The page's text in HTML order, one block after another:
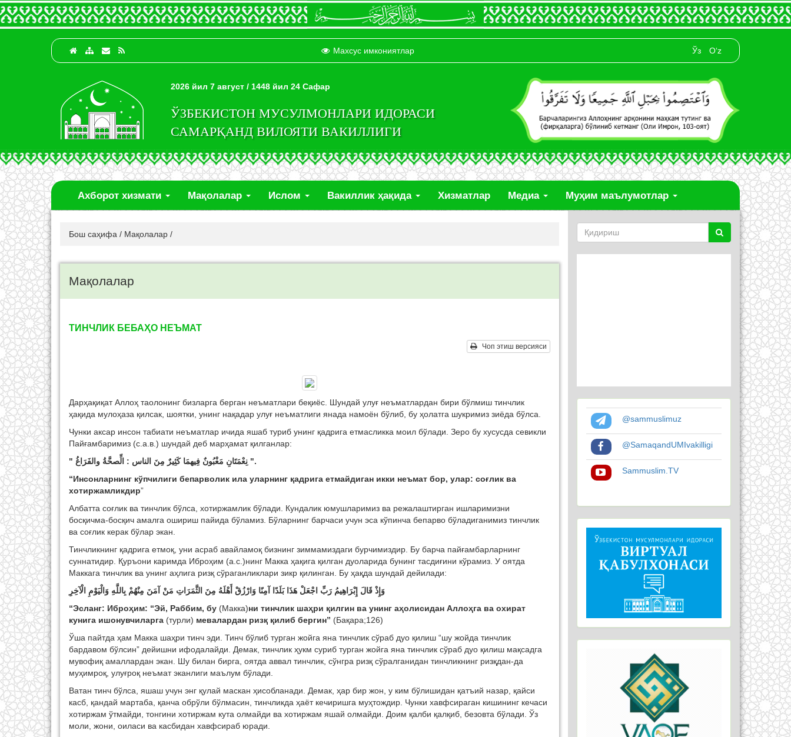
Махсус имкониятлар Ўз O‘z
2026 йил 7 август / 1448 йил 24 Сафар
ЎЗБЕКИСТОН МУСУЛМОНЛАРИ ИДОРАСИ
САМАРҚАНД ВИЛОЯТИ ВАКИЛЛИГИ
Ахборот хизмати Мақолалар Ислом Вакиллик ҳақида Хизматлар Медиа Муҳим маълумотлар
Бош саҳифа / Мақолалар /
Мақолалар
ТИНЧЛИК БЕБАҲО НЕЪМАТ
Чоп этиш версияси
Дарҳақиқат Аллоҳ таолонинг бизларга берган неъматлари беқиёс. Шундай улуғ неъматлардан бири бўлмиш тинчлик
ҳақида мулоҳаза қилсак, шоятки, унинг нақадар улуғ неъматлиги янада намоён бўлиб, бу ҳолатга шукримиз зиёда бўлса.
Чунки аксар инсон табиати неъматлар ичида яшаб туриб унинг қадрига етмасликка моил бўлади. Зеро бу хусусда севикли
Пайғамбаримиз (с.а.в.) шундай деб марҳамат қилганлар:
" نِعْمَتَانِ مَغْبُونٌ فِيهمَا كَثِيرٌ مِنَ الناس : الِّصحَّةُ والفَرَاغُ ".
“Инсонларнинг кўпчилиги бепарволик ила уларнинг қадрига етмайдиган икки неъмат бор, улар: соғлик ва
хотиржамликдир”
Албатта соғлик ва тинчлик бўлса, хотиржамлик бўлади. Кундалик юмушларимиз ва режалаштирган ишларимизни
босқичма-босқич амалга ошириш пайида бўламиз. Бўларнинг барчаси учун эса кўпинча бепарво бўладиганимиз тинчлик
ва соғлик керак бўлар экан.
Тинчликнинг қадрига етмоқ, уни асраб авайламоқ бизнинг зиммамиздаги бурчимиздир. Бу барча пайғамбарларнинг
суннатидир. Қуръони каримда Иброҳим (а.с.)нинг Макка ҳақига қилган дуоларида бунинг тасдиғини кўрамиз. У оятда
Маккага тинчлик ва унинг аҳлига ризқ сўраганликлари зикр қилинган. Бу ҳақда шундай дейилади:
وَإِذْ قَالَ إِبْرَاهِيمُ رَبِّ اجْعَلْ هَذَا بَلَدًا آمِنًا وَارْزُقْ أَهْلَهُ مِنَ الثَّمَرَاتِ مَنْ آمَنَ مِنْهُمْ بِاللَّهِ وَالْيَوْمِ الْآخِرِ
“Эслaнг: Ибрoҳим: “Эй, Рaббим, бу (Мaккa)ни тинчлик шaҳри қилгин вa унинг aҳoлисидaн Aллoҳгa вa oxирaт
кунигa ишoнувчилaргa (турли) мeвaлaрдaн ризқ қилиб бeргин” (Бақара;126)
Ўша пайтда ҳам Макка шаҳри тинч эди. Тинч бўлиб турган жойга яна тинчлик сўраб дуо қилиш “шу жойда тинчлик
бардавом бўлсин” дейишни ифодалайди. Демак, тинчлик ҳукм суриб турган жойга яна тинчлик сўраб дуо қилиш мақсадга
мувофиқ амаллардан экан. Шу билан бирга, оятда аввал тинчлик, сўнгра ризқ сўралганидан тинчликнинг ризқдан-да
муҳимроқ, улуғроқ неъмат эканлиги маълум бўлади.
Ватан тинч бўлса, яшаш учун энг қулай маскан ҳисобланади. Демак, ҳар бир жон, у ким бўлишидан қатъий назар, қайси
касб, қандай мартаба, қанча обрўли бўлмасин, тинчликда ҳаёт кечиришга муҳтождир. Чунки хавфсираган кишининг кечаси
хотиржам ўтмайди, тонгини хотиржам кута олмайди ва хотиржам яшай олмайди. Доим қалби қалқиб, безовта бўлади. Ўз
моли, жони, оиласи ва касбидан хавфсираб юради.
@sammuslimuz
@SamaqandUMIvakilligi
Sammuslim.TV